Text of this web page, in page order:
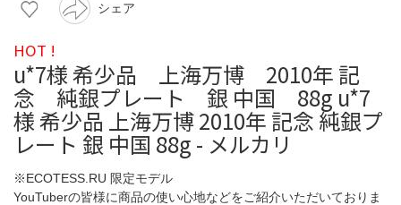
シェア
HOT !
u*7様 希少品 上海万博 2010年 記
念 純銀プレート 銀 中国 88g u*7
様 希少品 上海万博 2010年 記念 純銀プ
レート 銀 中国 88g - メルカリ
※ECOTESS.RU 限定モデル
YouTuberの皆様に商品の使い心地などをご紹介いただいておりま